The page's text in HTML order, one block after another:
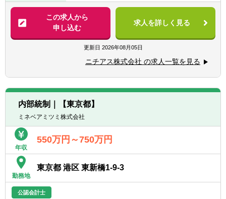
売上規模が約10兆円ある日立グループの経
理・財務コーポレート部門として、経営のか
じ取りの一端を担います。
社内・社外双方のステークホルダーに対し
て、日立の現在と未来を示すことがミッショ
【携わる事業・ビジネス・サービス・製品な
ど】
日立グループの財務関連業務
【募集背景】
ループ約600社をまとめた財務戦略が経営上
将来的な体制強化のため、財務統括本部の一
員として長期的に活躍いただける方を募集し
ています。
【企業担当の推しポイント】
■年間休日128日ときちんとお休みも取れる環
境です。
離職率約3%という数値にも働きやすさが表
れており、今回の転職で長期に渡り働ける企
業への転職をお考えの方には大変お勧めでき
■製造業界の幅広い企業との取引があり、事
業のリスク分散ができております。創業120
年以上となった現在も、利益率10％以上をキ
【詳細】
■単体・連結決算業務
■開示書類の作成（決算短信、四半期報告
書、有価証券報告書）
■税金計算・申告
■月次業務
■国内外の拠点、子会社への経理指導と支
社、工場、営業とのやりとり
※ご経験に応じて業務を決定致します。これ
らの業務を財務課のメンバーで分担・協力し
ながら対応して頂きます。
【配属先部署】
経理部は経理課と財務課に分かれており、部
長含め14名の組織です。
経理課は総合職5名（40代課長１名、30代リ
この求人から
申し込む
求人を詳しく見る
更新日 2026年08月05日
ニチアス株式会社 の求人一覧を見る
内部統制｜【東京都】
ミネベアミツミ株式会社
年収
550万円～750万円
勤務地
東京都 港区 東新橋1-9-3
公認会計士